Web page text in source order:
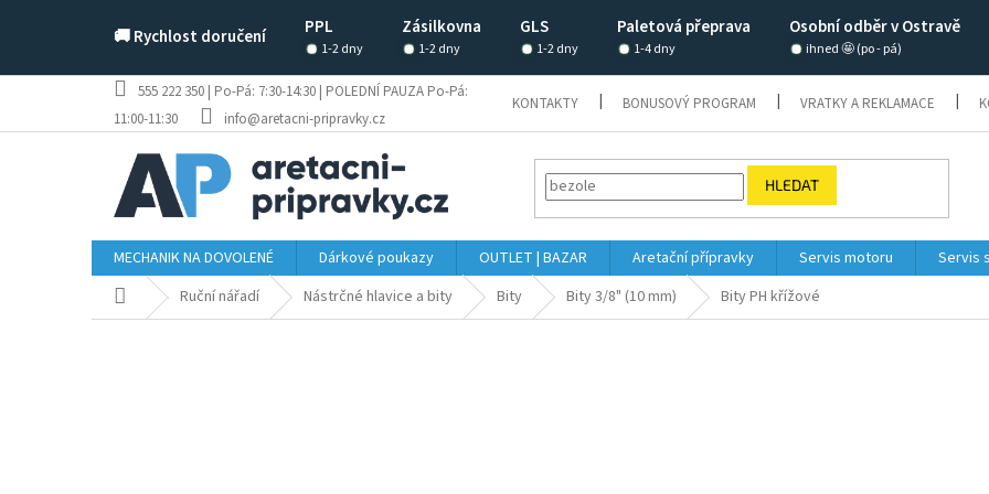
🚚 Rychlost doručení PPL Zásilkovna GLS Paletová přeprava Osobní odběr v Ostravě
1-2 dny 1-2 dny 1-2 dny 1-4 dny ihned 🤩 (po - pá)
555 222 350 | Po-Pá: 7:30-14:30 | POLEDNÍ PAUZA Po-Pá:
11:00-11:30
info@aretacni-pripravky.cz
KONTAKTY BONUSOVÝ PROGRAM VRATKY A REKLAMACE
HLEDAT
MECHANIK NA DOVOLENÉ Dárkové poukazy OUTLET | BAZAR Aretační přípravky Servis motoru Servis
Domů Ruční nářadí Nástrčné hlavice a bity Bity Bity 3/8" (10 mm) Bity PH křížové